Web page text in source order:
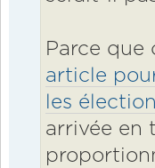
Parce que
article
les
arrivée en